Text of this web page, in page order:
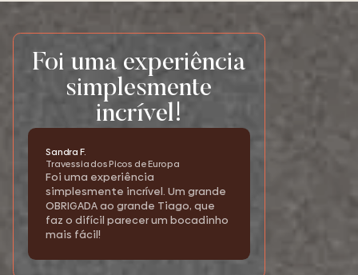
Foi uma experiência
simplesmente
incrível!
Sandra F.
Travessia dos Picos de Europa
Foi uma experiência
simplesmente incrível. Um grande
OBRIGADA ao grande Tiago, que
faz o difícil parecer um bocadinho
mais fácil!